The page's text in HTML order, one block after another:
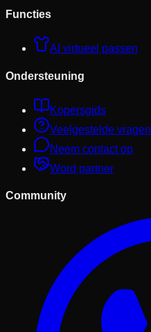
Functies
AI virtueel passen
Ondersteuning
Kopersgids
Veelgestelde vragen
Neem contact op
Word partner
Community